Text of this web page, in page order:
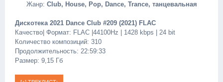
Жанр: Club, House, Pop, Dance, Trance, танцевальная
Дискотека 2021 Dance Club #209 (2021) FLAC
Качество| Формат: FLAC |44100Hz | 1428 kbps | 24 bit
Количество композиций: 310
Продолжительность: 22:59:33
Размер: 9,15 Гб